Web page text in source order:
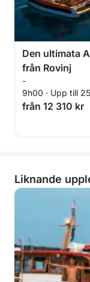
Den ultimata
från Rovinj
-
9h00 · Upp till
från 12 310 kr
Liknande